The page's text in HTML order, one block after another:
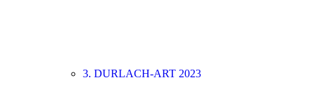
3. DURLACH-ART 2023